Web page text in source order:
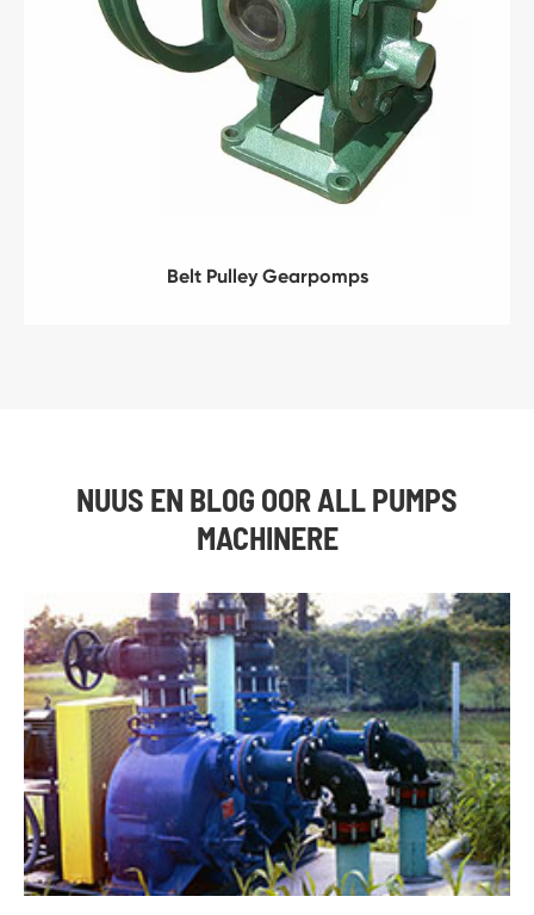
Belt Pulley Gearpomps
NUUS EN BLOG OOR ALL PUMPS
MACHINERE